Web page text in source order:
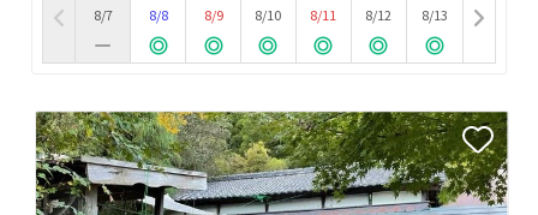
8/7
8/8
8/9
8/10
8/11
8/12
8/13